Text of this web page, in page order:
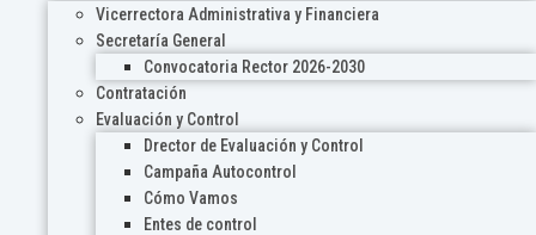
Vicerrectora Administrativa y Financiera
Secretaría General
Convocatoria Rector 2026-2030
Contratación
Evaluación y Control
Drector de Evaluación y Control
Campaña Autocontrol
Cómo Vamos
Entes de control